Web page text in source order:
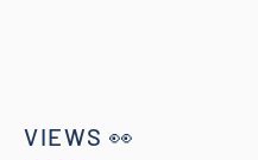
VIEWS 👀